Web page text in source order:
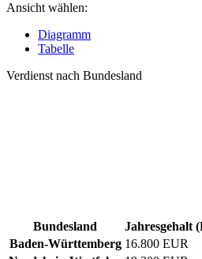
Ansicht wählen:
Diagramm
Tabelle
Verdienst nach Bundesland
Bundesland
Jahresgehalt
Baden-Württemberg 16.800 EUR